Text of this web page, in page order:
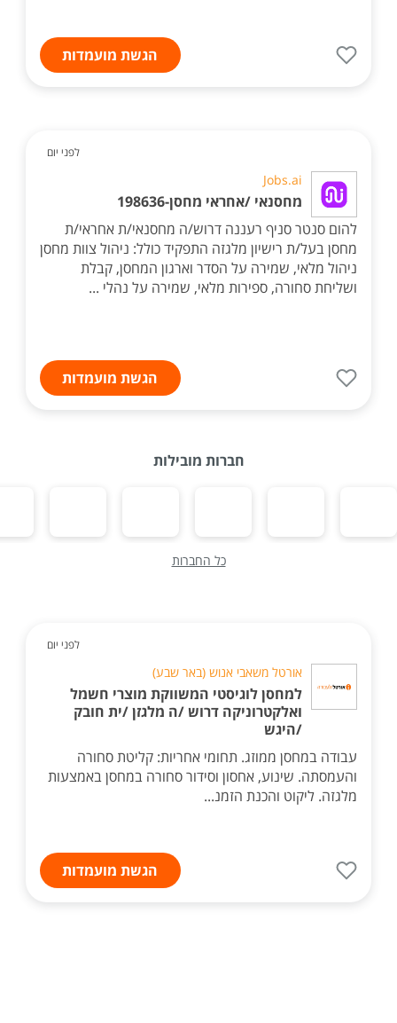
הגשת מועמדות
לפני יום
Jobs.ai
מחסנאי /אחראי מחסן-198636
להום סנטר סניף רעננה דרוש/ה מחסנאי/ת אחראי/ת
מחסן בעל/ת רישיון מלגזה התפקיד כולל: ניהול צוות מחסן
ניהול מלאי, שמירה על הסדר וארגון המחסן, קבלת
ושליחת סחורה, ספירות מלאי, שמירה על נהלי ...
הגשת מועמדות
חברות מובילות
כל החברות
לפני יום
אורטל משאבי אנוש (באר שבע)
למחסן לוגיסטי המשווקת מוצרי חשמל
ואלקטרוניקה דרוש /ה מלגזן /ית חובק
/היגש
עבודה במחסן ממוזג. תחומי אחריות: קליטת סחורה
והעמסתה. שינוע, אחסון וסידור סחורה במחסן באמצעות
מלגזה. ליקוט והכנת הזמנ...
הגשת מועמדות